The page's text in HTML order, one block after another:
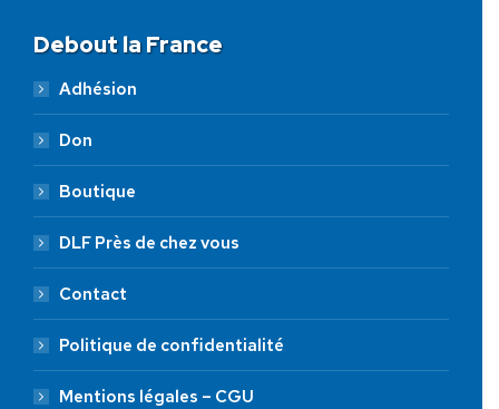
Debout la France
Adhésion
Don
Boutique
DLF Près de chez vous
Contact
Politique de confidentialité
Mentions légales – CGU